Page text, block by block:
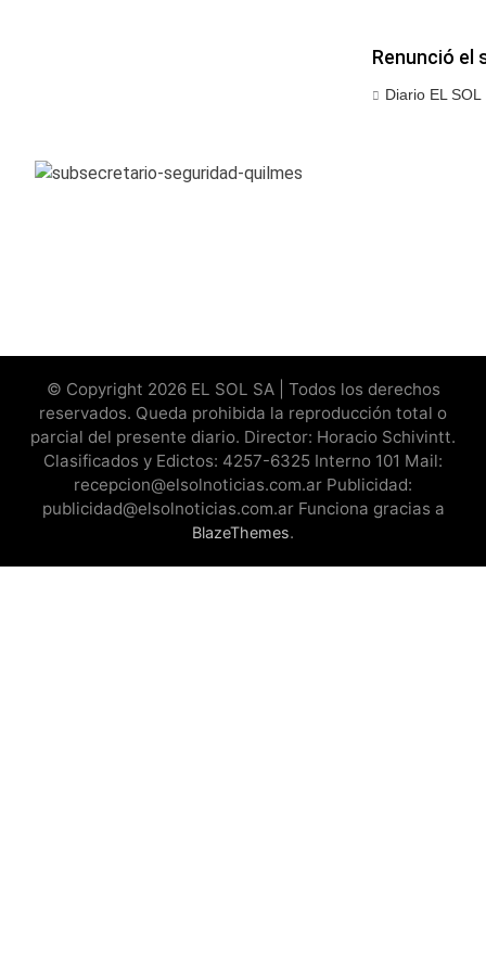
Renunció el
Diario EL SOL
© Copyright 2026 EL SOL SA | Todos los derechos
reservados. Queda prohibida la reproducción total o
parcial del presente diario. Director: Horacio Schivintt.
Clasificados y Edictos: 4257-6325 Interno 101 Mail:
recepcion@elsolnoticias.com.ar Publicidad:
publicidad@elsolnoticias.com.ar Funciona gracias a
BlazeThemes.